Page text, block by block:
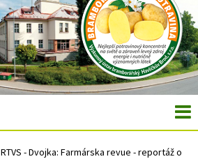
RTVS - Dvojka: Farmárska revue - reportáž o